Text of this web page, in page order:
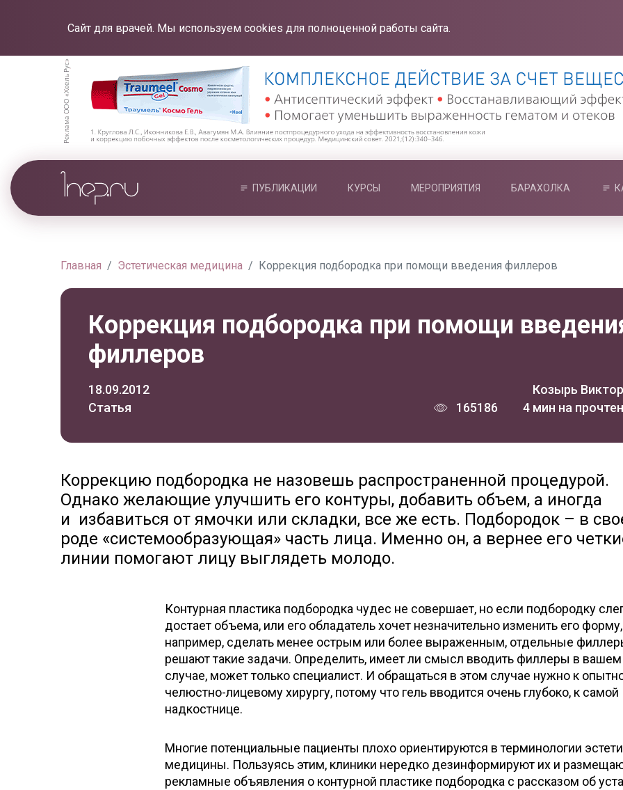
Сайт для врачей. Мы используем cookies для полноценной работы сайта.
ПУБЛИКАЦИИ КУРСЫ МЕРОПРИЯТИЯ БАРАХОЛКА
Главная Эстетическая медицина Коррекция подбородка при помощи введения филлеров
Коррекция подбородка при помощи
филлеров
18.09.2012
Статья
Козырь
165186
4 мин на
Коррекцию подбородка не назовешь распространенной процедурой.
Однако желающие улучшить его контуры, добавить объем, а иногда
и избавиться от ямочки или складки, все же есть. Подбородок – в
роде «системообразующая» часть лица. Именно он, а вернее его
линии помогают лицу выглядеть молодо.
Контурная пластика подбородка чудес не совершает, но если подбородку
достает объема, или его обладатель хочет незначительно изменить его форму,
например, сделать менее острым или более выраженным, отдельные
решают такие задачи. Определить, имеет ли смысл вводить филлеры в вашем
случае, может только специалист. И обращаться в этом случае нужно к
челюстно-лицевому хирургу, потому что гель вводится очень глубоко, к самой
надкостнице.
Многие потенциальные пациенты плохо ориентируются в терминологии
медицины. Пользуясь этим, клиники нередко дезинформируют их и
рекламные объявления о контурной пластике подбородка с рассказом об